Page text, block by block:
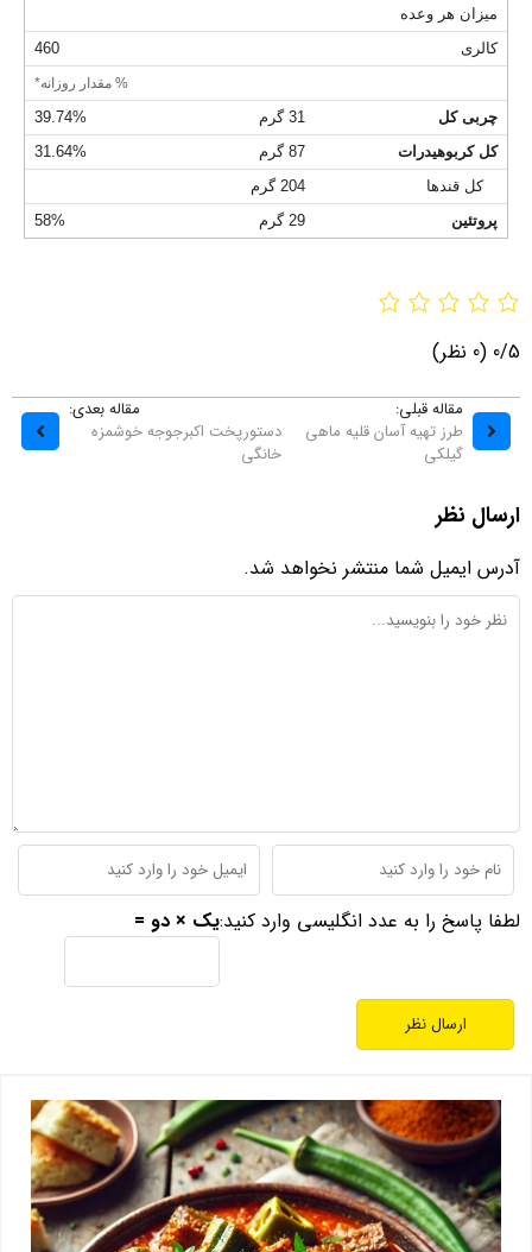
میزان هر وعده
کالری
460
% مقدار روزانه*
چربی کل 31 گرم
39.74%
کل کربوهیدرات
87 گرم
31.64%
کل قندها
204 گرم
پروتئین
29 گرم 58%
0/5 (0 نظر)
مقاله قبلی:
طرز تهیه آسان قلیه ماهی
گیلکی
مقاله بعدی:
دستورپخت اکبرجوجه خوشمزه
خانگی
ارسال نظر
آدرس ایمیل شما منتشر نخواهد شد.
لطفا پاسخ را به عدد انگلیسی وارد کنید:یک × دو =